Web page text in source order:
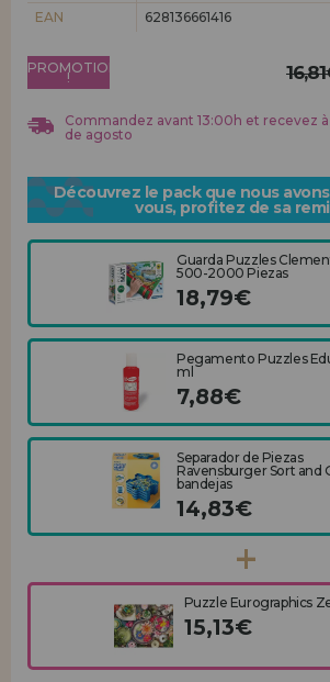
Allez-y! Nous vous attendions.
ENREGISTREMENT
EAN
628136661416
PROMOTION
!
Commandez avant 13:00h et recevez à
de agosto
Découvrez le pack que nous
vous, profitez de sa
Guarda Puzzles
500-2000 Piezas
18,79€
Pegamento Puzzles
ml
7,88€
Separador de Piezas
Ravensburger Sort and
bandejas
14,83€
Puzzle Eurographics
15,13€